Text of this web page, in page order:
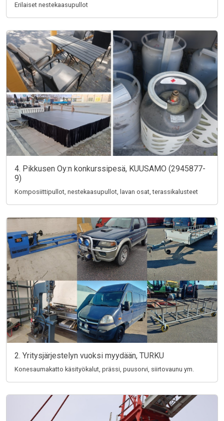
Erilaiset nestekaasupullot
4. Pikkusen Oy:n konkurssipesä, KUUSAMO (2945877-
9)
Komposiittipullot, nestekaasupullot, lavan osat, terassikalusteet
2. Yritysjärjestelyn vuoksi myydään, TURKU
Konesaumakatto käsityökalut, prässi, puusorvi, siirtovaunu ym.